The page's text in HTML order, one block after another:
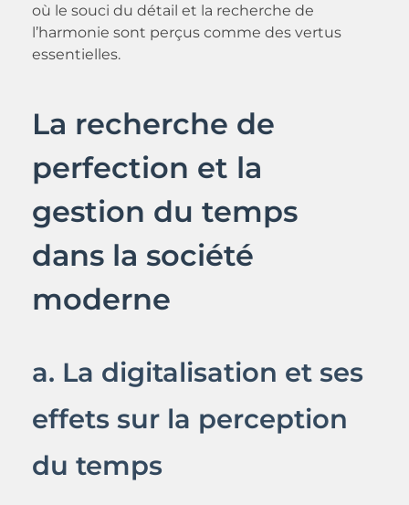
où le souci du détail et la recherche de
l’harmonie sont perçus comme des vertus
essentielles.
La recherche de
perfection et la
gestion du temps
dans la société
moderne
a. La digitalisation et ses
effets sur la perception
du temps